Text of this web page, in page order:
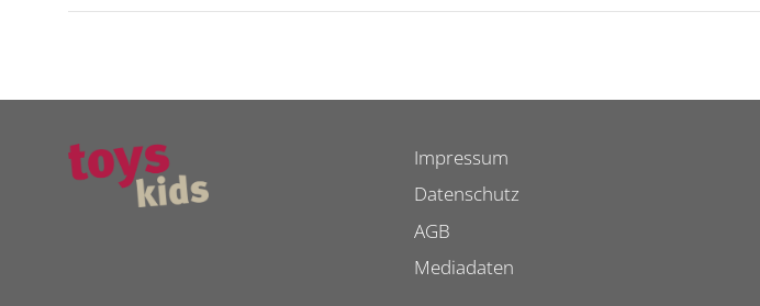
Impressum
Datenschutz
AGB
Mediadaten